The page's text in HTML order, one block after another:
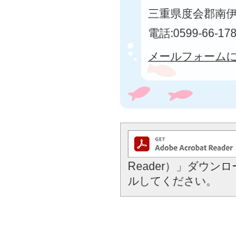
三重県度会郡南
電話:0599-66-
メールフォーム
Reader）」ダウン
ルしてください。